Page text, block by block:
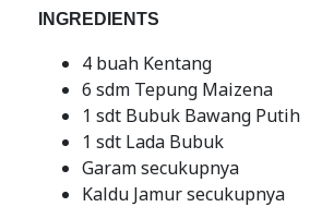
INGREDIENTS
4 buah Kentang
6 sdm Tepung Maizena
1 sdt Bubuk Bawang Putih
1 sdt Lada Bubuk
Garam secukupnya
Kaldu Jamur secukupnya